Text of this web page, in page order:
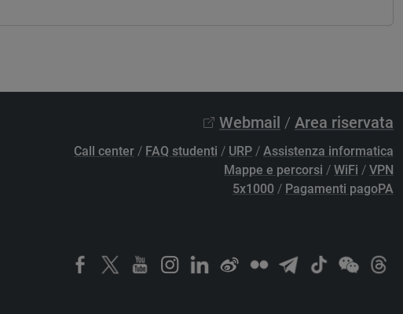
Webmail / Area riservata
Call center / FAQ studenti / URP / Assistenza informatica
Mappe e percorsi / WiFi / VPN
5x1000 / Pagamenti pagoPA